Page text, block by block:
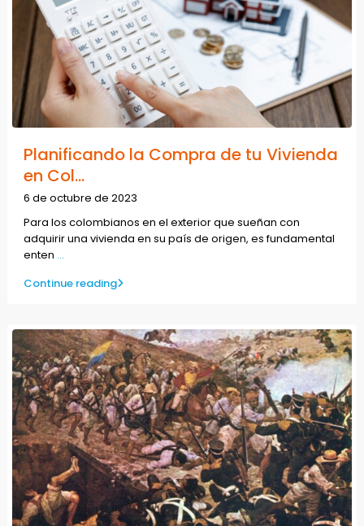
Planificando la Compra de tu Vivienda
en Col...
6 de octubre de 2023
Para los colombianos en el exterior que sueñan con
adquirir una vivienda en su país de origen, es fundamental
enten ...
Continue reading